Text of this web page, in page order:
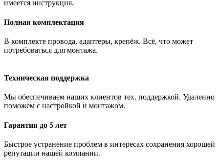
имеется инструкция.
Полная комплектация
В комплекте провода, адаптеры, крепёж. Всё, что может
потребоваться для монтажа.
Техническая поддержка
Мы обеспечиваем наших клиентов тех. поддержкой. Удаленно
поможем с настройкой и монтажом.
Гарантия до 5 лет
Быстрое устранение проблем в интересах сохранения хорошей
репутации нашей компании.